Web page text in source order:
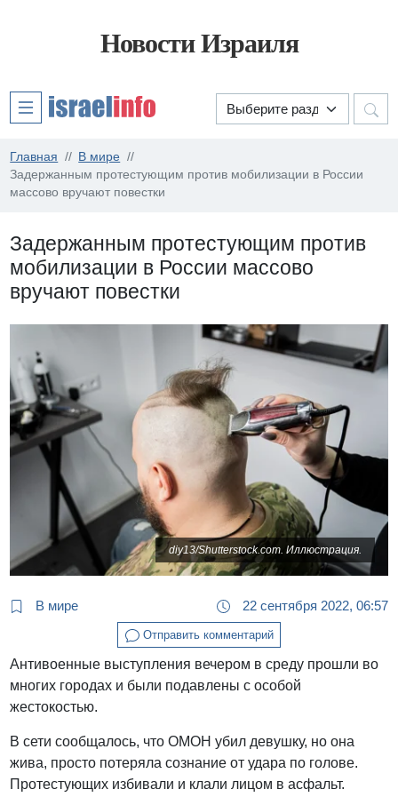
Новости Израиля
Главная
В мире
Задержанным протестующим против мобилизации в России
массово вручают повестки
Задержанным протестующим против
мобилизации в России массово
вручают повестки
diy13/Shutterstock.com. Иллюстрация.
В мире 22 сентября 2022, 06:57
Отправить комментарий
Антивоенные выступления вечером в среду прошли во
многих городах и были подавлены с особой
жестокостью.
В сети сообщалось, что ОМОН убил девушку, но она
жива, просто потеряла сознание от удара по голове.
Протестующих избивали и клали лицом в асфальт.